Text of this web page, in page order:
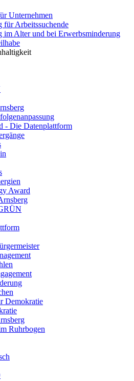
Unternehmen
für Arbeitssuchende
im Alter und bei Erwerbsminderung
- Die Datenplattform
Award
Demokratie
Ruhrbogen